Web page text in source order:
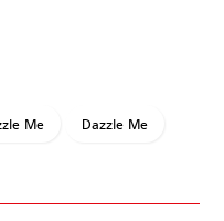
Me Dazzle Me